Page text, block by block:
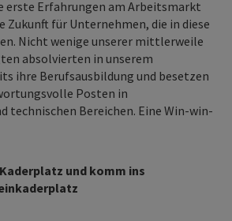
erste Erfahrungen am Arbeitsmarkt
Zukunft für Unternehmen, die in diese
Nicht wenige unserer mittlerweile
absolvierten in unserem
ihre Berufsausbildung und besetzen
Posten in
technischen Bereichen. Eine Win-win-
und komm ins